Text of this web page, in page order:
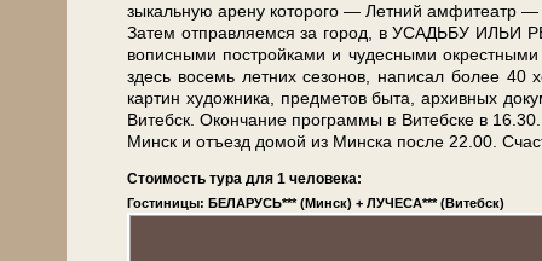
зы­каль­ную аре­ну ко­то­ро­го — Летний ам­фи­те­атр
За­тем от­прав­ля­ем­ся за го­род, в УСАДЬБУ ИЛЬИ
во­пис­ны­ми по­строй­ка­ми и чу­дес­ны­ми
здесь во­семь летних се­зо­нов, на­пи­сал бо­лее 40
кар­тин ху­дож­ни­ка, пред­ме­тов бы­та, ар­хив­ных
Ви­тебск. Окон­ча­ние про­грам­мы в Ви­теб­ске в
Минск и отъезд до­мой из Мин­ска по­сле 22.00.
Стоимость тура для 1 человека:
Гостиницы: БЕЛАРУСЬ*** (Минск) + ЛУЧЕСА*** (Витебск)